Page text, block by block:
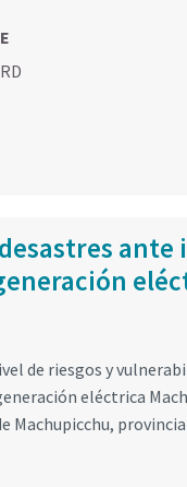
de riesgos y
eléctrica
Machupicchu,